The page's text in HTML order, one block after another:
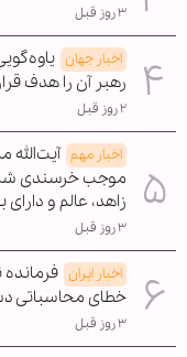
۳ روز قبل
اخبار جهان
رهبر آن را هدف
۲ روز قبل
اخبار مهم آیت‌الله
موجب خرسندی شد /
زاهد، عالم و
۳ روز قبل
اخبار ایران فرمانده
خطای محاسباتی
۳ روز قبل